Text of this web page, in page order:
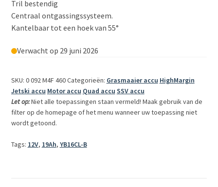
Tril bestendig
Centraal ontgassingssysteem.
Kantelbaar tot een hoek van 55°
Verwacht op 29 juni 2026
SKU: 0 092 M4F 460Categorieën: Grasmaaier accu HighMargin
Jetski accu Motor accu Quad accu SSV accu
Let op:Niet alle toepassingen staan vermeld! Maak gebruik van de
filter op de homepage of het menu wanneer uw toepassing niet
wordt getoond.
Tags: 12V, 19Ah, YB16CL-B